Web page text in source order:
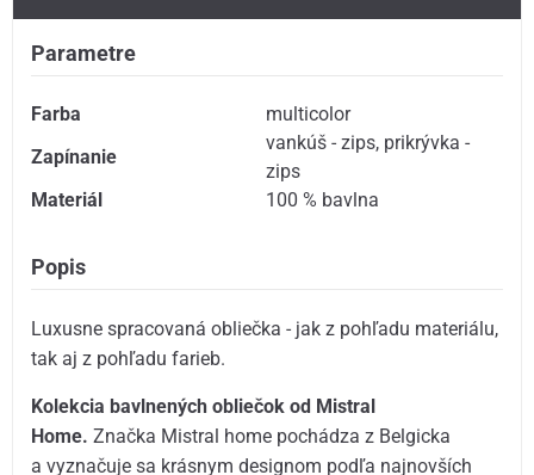
Parametre
Farba
multicolor
Zapínanie
vankúš - zips, prikrývka -
zips
Materiál
100 % bavlna
Popis
Luxusne spracovaná obliečka - jak z pohľadu materiálu,
tak aj z pohľadu farieb.
Kolekcia bavlnených obliečok od Mistral
Home.Značka Mistral home pochádza z Belgicka
a vyznačuje sa krásnym designom podľa najnovších